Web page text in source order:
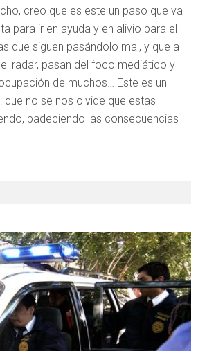
creo que es este un paso que va
para ir en ayuda y en alivio para el
que siguen pasándolo mal, y que a
radar, pasan del foco mediático y
de muchos… Este es un
no se nos olvide que estas
padeciendo las consecuencias